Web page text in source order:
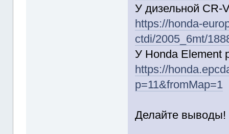
У дизельной CR-
https://honda-
ctdi/2005_6mt/
У Honda Element
https://
p=11&fromMap=1
Делайте выводы!